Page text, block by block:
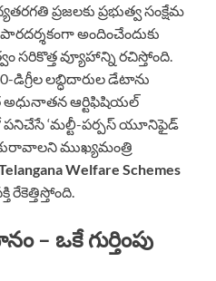
ప్రజలకు ప్రభుత్వ సంక్షేమ
అందించేందుకు
సరికొత్త వ్యూహాన్ని రచిస్తోంది.
డిగ్రీల లబ్ధిదారుల డేటాను
అధునాతన ఆర్టిఫిషియల్
‘మల్టీ-పర్పస్ యూనిఫైడ్
ముఖ్యమంత్రి
Welfare Schemes
రేకెత్తిస్తోంది.
– ఒకే గుర్తింపు